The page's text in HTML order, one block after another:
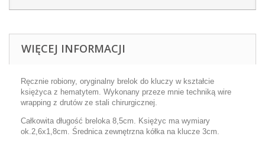
WIĘCEJ INFORMACJI
Ręcznie robiony, oryginalny brelok do kluczy w kształcie
księżyca z hematytem. Wykonany przeze mnie techniką wire
wrapping z drutów ze stali chirurgicznej.
Całkowita długość breloka 8,5cm. Księżyc ma wymiary
ok.2,6x1,8cm. Średnica zewnętrzna kółka na klucze 3cm.